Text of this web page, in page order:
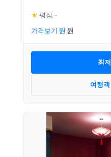
★ 평점 –
가격보기
최
여행